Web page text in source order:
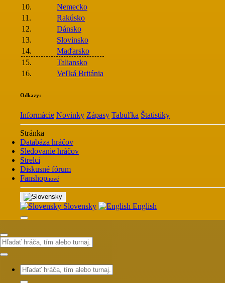
10.
Nemecko
11.
Rakúsko
12.
Dánsko
13.
Slovinsko
14.
Maďarsko
15.
Taliansko
16.
Veľká Británia
Odkazy:
Informácie Novinky Zápasy Tabuľka Štatistiky
Stránka
Databáza hráčov
Sledovanie hráčov
Strelci
Diskusné fórum
Fanshopnové
Slovensky English